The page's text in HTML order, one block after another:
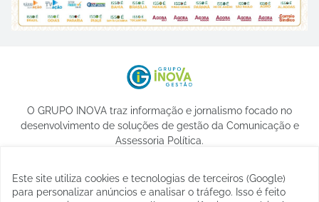
O GRUPO INOVA traz informação e jornalismo focado no
desenvolvimento de soluções de gestão da Comunicação e
Assessoria Política.
Este site utiliza cookies e tecnologias de terceiros (Google)
para personalizar anúncios e analisar o tráfego. Isso é feito